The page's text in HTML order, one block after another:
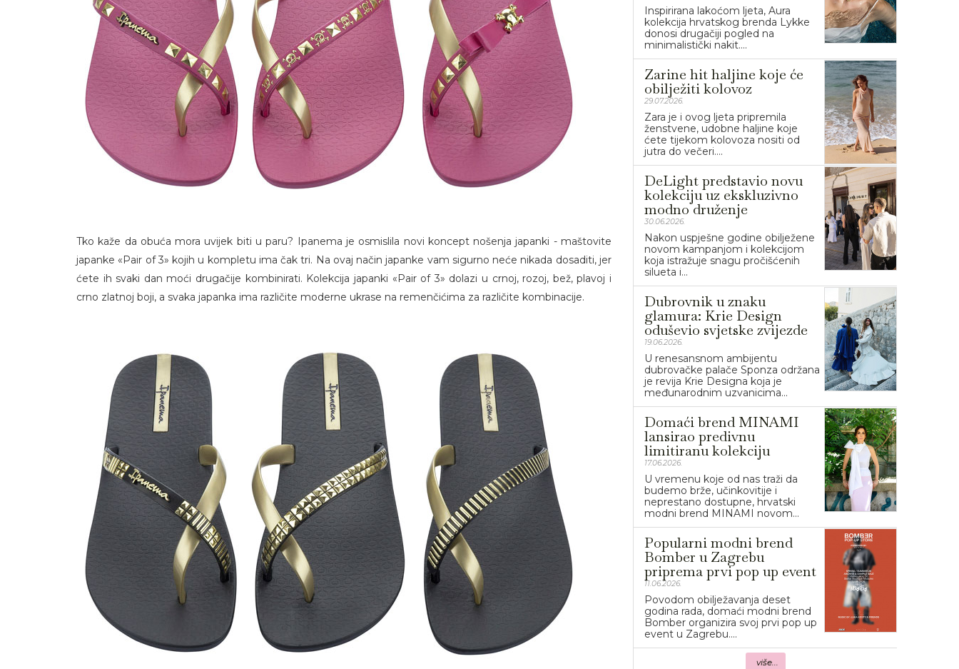
Tko kaže da obuća mora uvijek biti u paru? Ipanema je osmislila novi koncept nošenja japanki - maštovite
japanke «Pair of 3» kojih u kompletu ima čak tri. Na ovaj način japanke vam sigurno neće nikada dosaditi, jer
ćete ih svaki dan moći drugačije kombinirati. Kolekcija japanki «Pair of 3» dolazi u crnoj, rozoj, bež, plavoj i
crno zlatnoj boji, a svaka japanka ima različite moderne ukrase na remenčićima za različite kombinacije.
Inspirirana lakoćom ljeta, Aura
kolekcija hrvatskog brenda Lykke
donosi drugačiji pogled na
minimalistički nakit....
Zarine hit haljine koje će
obilježiti kolovoz
29.07.2026.
Zara je i ovog ljeta pripremila
ženstvene, udobne haljine koje
ćete tijekom kolovoza nositi od
jutra do večeri....
DeLight predstavio novu
kolekciju uz ekskluzivno
modno druženje
30.06.2026.
Nakon uspješne godine obilježene
novom kampanjom i kolekcijom
koja istražuje snagu pročišćenih
silueta i...
Dubrovnik u znaku
glamura: Krie Design
oduševio svjetske zvijezde
19.06.2026.
U renesansnom ambijentu
dubrovačke palače Sponza održana
je revija Krie Designa koja je
međunarodnim uzvanicima...
Domaći brend MINAMI
lansirao predivnu
limitiranu kolekciju
17.06.2026.
U vremenu koje od nas traži da
budemo brže, učinkovitije i
neprestano dostupne, hrvatski
modni brend MINAMI novom...
Popularni modni brend
Bomber u Zagrebu
priprema prvi pop up event
11.06.2026.
Povodom obilježavanja deset
godina rada, domaći modni brend
Bomber organizira svoj prvi pop up
event u Zagrebu....
više...